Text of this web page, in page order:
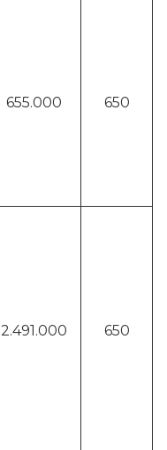
655.000 650
2.491.000 650